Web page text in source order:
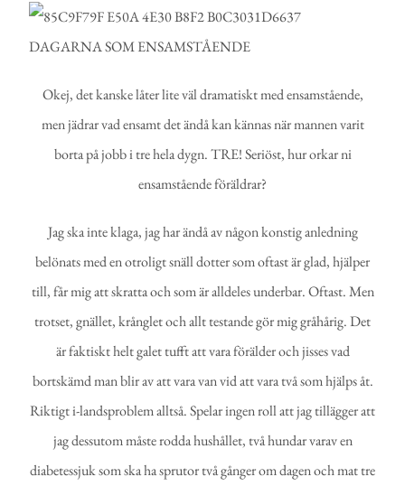
Okej, det kanske låter lite väl dramatiskt med ensamstående,
men jädrar vad ensamt det ändå kan kännas när mannen varit
borta på jobb i tre hela dygn. TRE! Seriöst, hur orkar ni
ensamstående föräldrar?
Jag ska inte klaga, jag har ändå av någon konstig anledning
belönats med en otroligt snäll dotter som oftast är glad, hjälper
till, får mig att skratta och som är alldeles underbar. Oftast. Men
trotset, gnället, krånglet och allt testande gör mig gråhårig. Det
är faktiskt helt galet tufft att vara förälder och jisses vad
bortskämd man blir av att vara van vid att vara två som hjälps åt.
Riktigt i-landsproblem alltså. Spelar ingen roll att jag tillägger att
jag dessutom måste rodda hushållet, två hundar varav en
diabetessjuk som ska ha sprutor två gånger om dagen och mat tre